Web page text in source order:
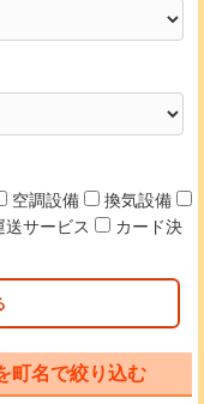
空調設備
換気設備
送サービス
カード決
町名で絞り込む